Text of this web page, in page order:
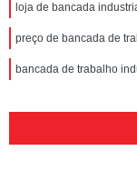
loja de bancada
preço de bancada de
bancada de trabalho